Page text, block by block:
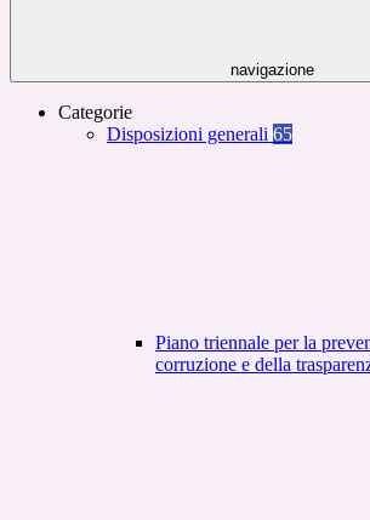
navigazione
Categorie
Disposizioni generali 65
Piano triennale per la
corruzione e della